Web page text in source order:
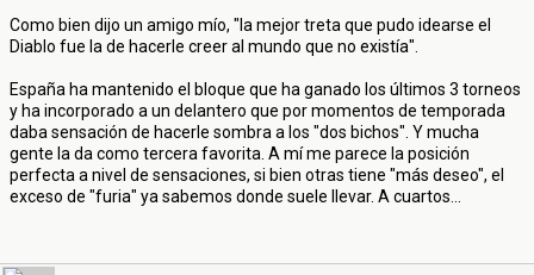
Como bien dijo un amigo mío, "la mejor treta que pudo idearse el
Diablo fue la de hacerle creer al mundo que no existía".
España ha mantenido el bloque que ha ganado los últimos 3 torneos
y ha incorporado a un delantero que por momentos de temporada
daba sensación de hacerle sombra a los "dos bichos". Y mucha
gente la da como tercera favorita. A mí me parece la posición
perfecta a nivel de sensaciones, si bien otras tiene "más deseo", el
exceso de "furia" ya sabemos donde suele llevar. A cuartos...